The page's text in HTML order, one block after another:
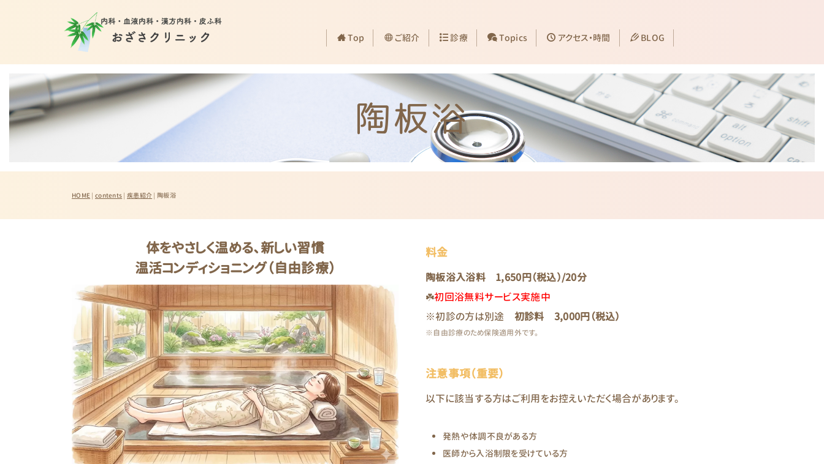
Top ご紹介 診療 Topics アクセス・時間 BLOG
陶板浴
HOME | contents |疾患紹介 | 陶板浴
体をやさしく温める、新しい習慣
温活コンディショニング（自由診療）
料金
陶板浴入浴料 1,650円（税込）/20分
☘️初回浴無料サービス実施中
※初診の方は別途 初診料 3,000円（税込）
※自由診療のため保険適用外です。
注意事項（重要）
以下に該当する方はご利用をお控えいただく場合があります。
発熱や体調不良がある方
医師から入浴制限を受けている方